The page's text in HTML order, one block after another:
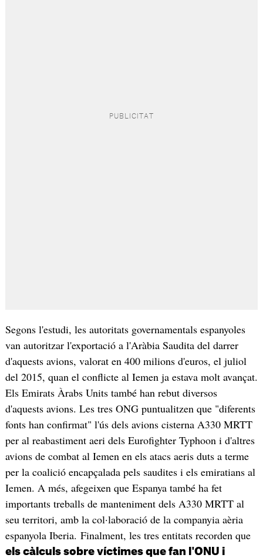
Segons l'estudi, les autoritats governamentals espanyoles
van autoritzar l'exportació a l'Aràbia Saudita del darrer
d'aquests avions, valorat en 400 milions d'euros, el juliol
del 2015, quan el conflicte al Iemen ja estava molt avançat.
Els Emirats Àrabs Units també han rebut diversos
d'aquests avions. Les tres ONG puntualitzen que "diferents
fonts han confirmat" l'ús dels avions cisterna A330 MRTT
per al reabastiment aeri dels Eurofighter Typhoon i d'altres
avions de combat al Iemen en els atacs aeris duts a terme
per la coalició encapçalada pels saudites i els emiratians al
Iemen. A més, afegeixen que Espanya també ha fet
importants treballs de manteniment dels A330 MRTT al
seu territori, amb la col·laboració de la companyia aèria
espanyola Iberia. Finalment, les tres entitats recorden que
els càlculs sobre víctimes que fan l'ONU i